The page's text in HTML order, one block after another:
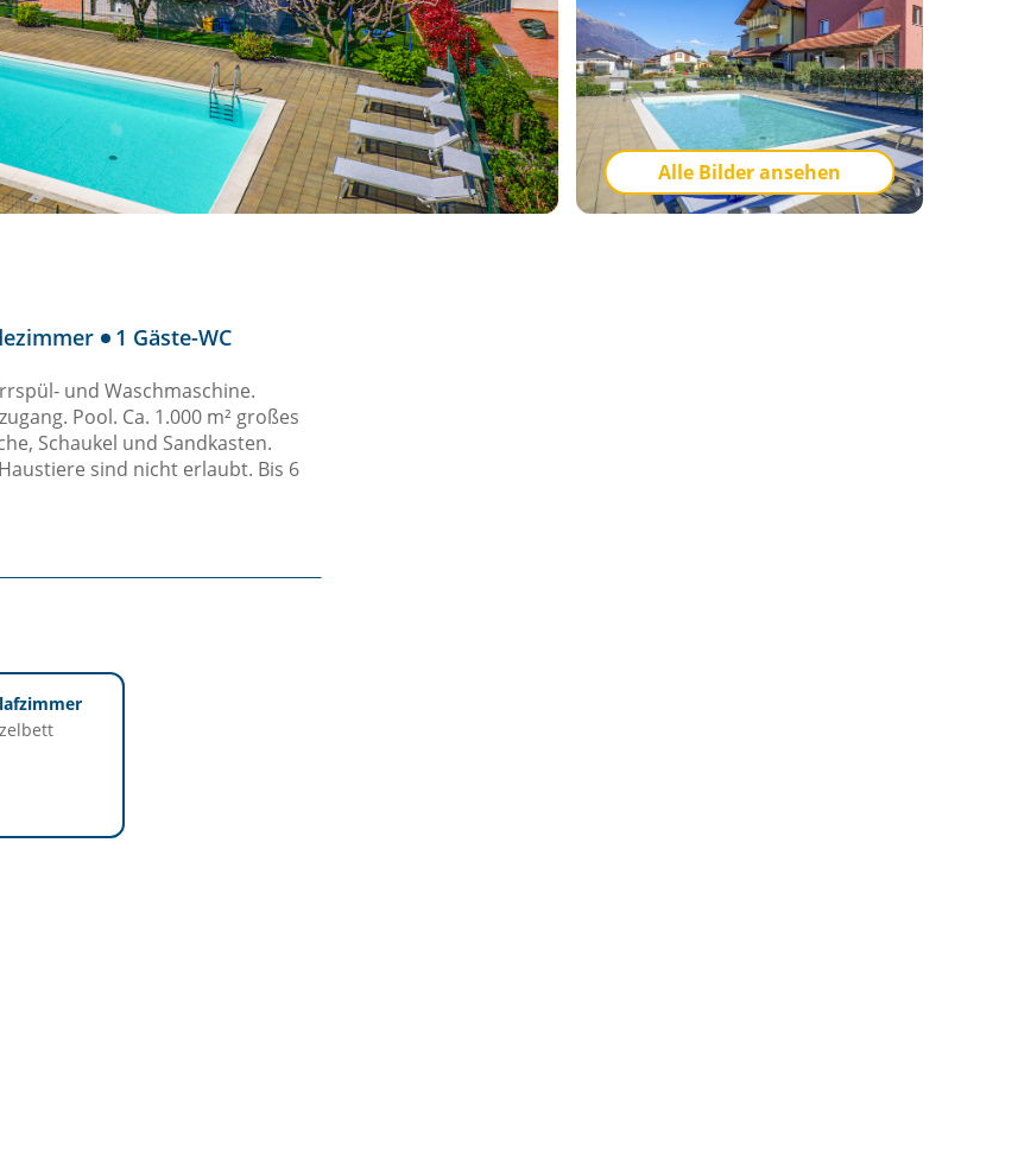
Alle Bilder ansehen
1 Gäste-WC
und Waschmaschine.
Pool. Ca. 1.000 m² großes
Schaukel und Sandkasten.
sind nicht erlaubt. Bis 6